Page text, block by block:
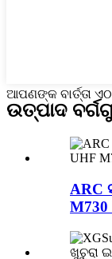
ଆପଣଙ୍କ ବାର୍ତ୍ତା
ଉତ୍ପାଦ
ARC